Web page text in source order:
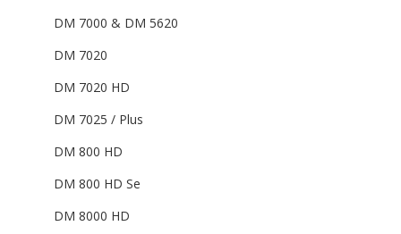
DM 7000 & DM 5620
DM 7020
DM 7020 HD
DM 7025 / Plus
DM 800 HD
DM 800 HD Se
DM 8000 HD